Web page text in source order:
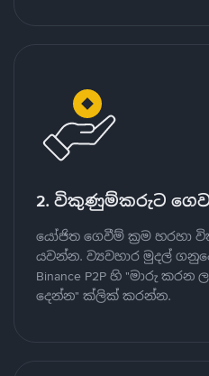
2. විකුණුම්කරුට
යෝජිත ගෙවීම් ක්‍රම හරහා
යවන්න. ව්‍යවහාර මුදල්
Binance P2P හි "මාරු
දෙන්න" ක්ලික් කරන්න.